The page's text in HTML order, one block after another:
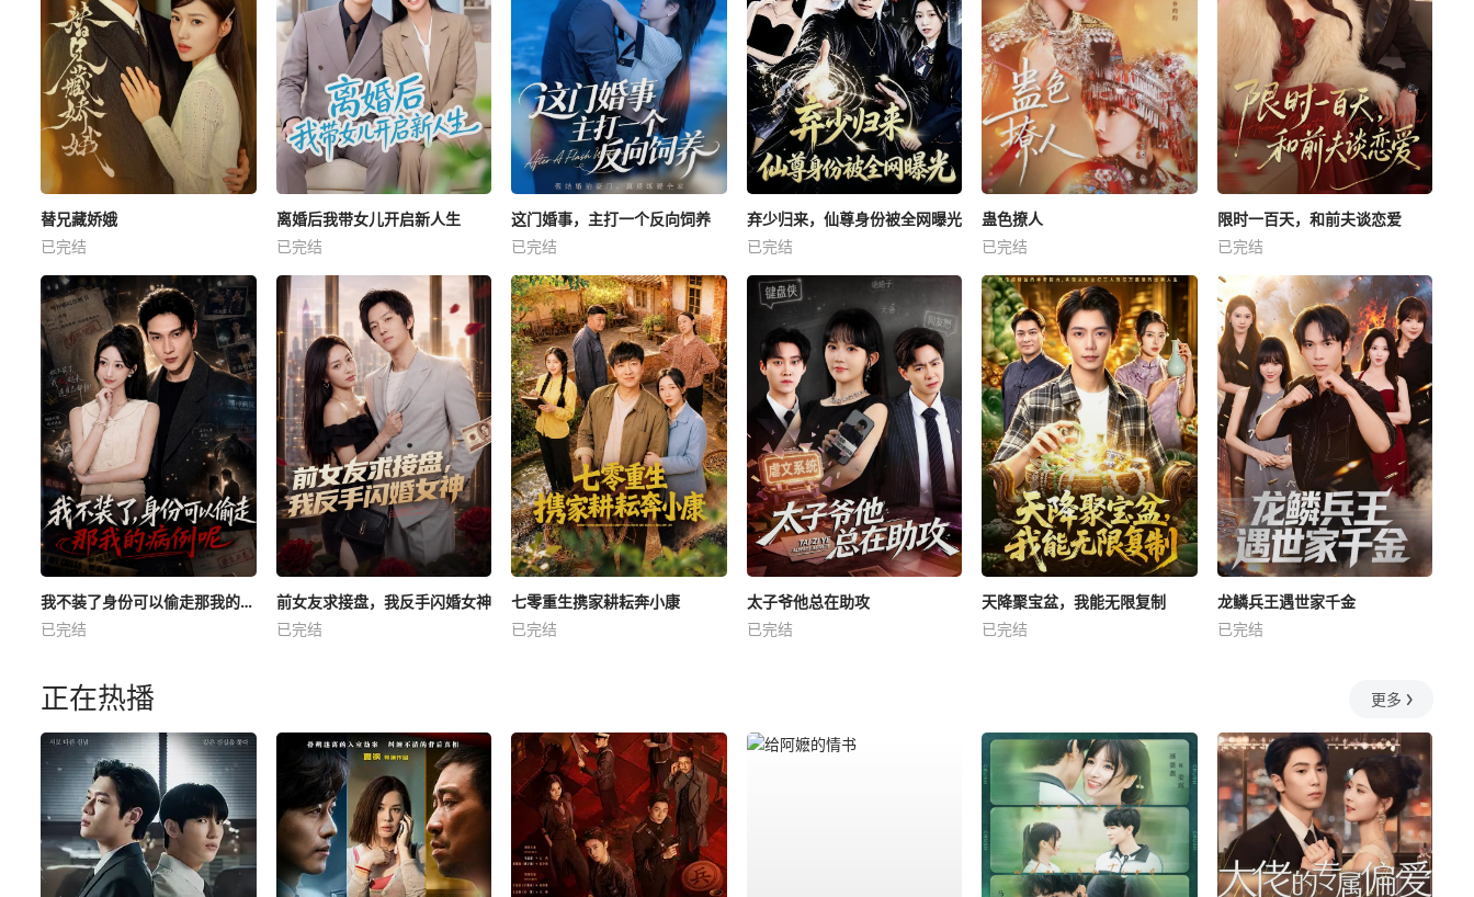
替兄藏娇娥
已完结
离婚后我带女儿开启新人生
已完结
这门婚事，主打一个反向饲养
已完结
弃少归来，仙尊身份被全网曝光
已完结
蛊色撩人
已完结
限时一百天，和前夫谈恋爱
已完结
我不装了身份可以偷走那我的病例呢
已完结
前女友求接盘，我反手闪婚女神
已完结
七零重生携家耕耘奔小康
已完结
太子爷他总在助攻
已完结
天降聚宝盆，我能无限复制
已完结
龙鳞兵王遇世家千金
已完结
正在热播 更多